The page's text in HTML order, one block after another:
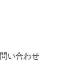
問い合わせ